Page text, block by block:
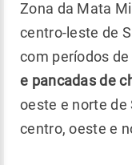
Zona da Mata
centro-leste de
com períodos
e pancadas de
oeste e norte de
centro, oeste e